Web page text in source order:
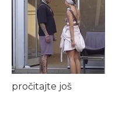
pročitajte još